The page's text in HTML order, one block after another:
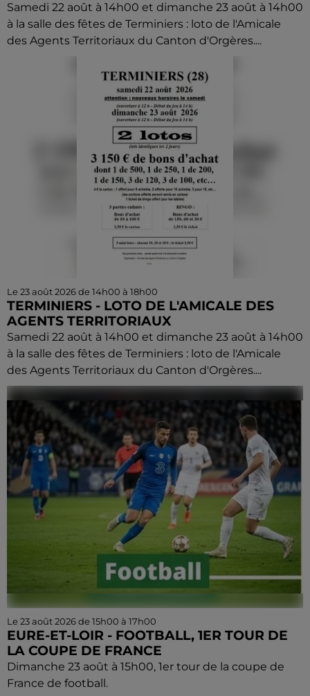
Samedi 22 août à 14h00 et dimanche 23 août à 14h00
à la salle des fêtes de Terminiers : loto de l'Amicale
des Agents Territoriaux du Canton d'Orgères....
Le 23 août 2026 de 14h00 à 18h00
TERMINIERS - LOTO DE L'AMICALE DES
AGENTS TERRITORIAUX
Samedi 22 août à 14h00 et dimanche 23 août à 14h00
à la salle des fêtes de Terminiers : loto de l'Amicale
des Agents Territoriaux du Canton d'Orgères....
Le 23 août 2026 de 15h00 à 17h00
EURE-ET-LOIR - FOOTBALL, 1ER TOUR DE
LA COUPE DE FRANCE
Dimanche 23 août à 15h00, 1er tour de la coupe de
France de football.